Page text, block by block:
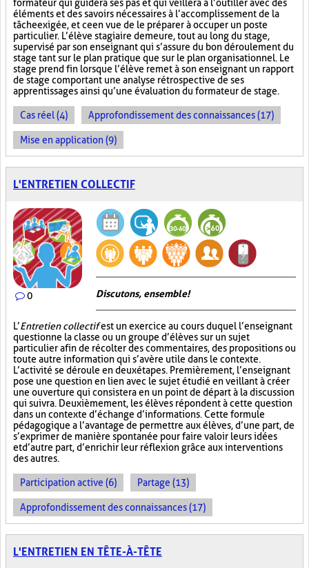
formateur qui guidera ses pas et qui veillera à l’outiller avec des
éléments et des savoirs nécessaires à l’accomplissement de la
tâche exigée, et ce en vue de le préparer à occuper un poste
particulier. L’élève stagiaire demeure, tout au long du stage,
supervisé par son enseignant qui s’assure du bon déroulement du
stage tant sur le plan pratique que sur le plan organisationnel. Le
stage prend fin lorsque l’élève remet à son enseignant un rapport
de stage comportant une analyse rétrospective de ses
apprentissages ainsi qu’une évaluation du formateur de stage.
Cas réel (4) Approfondissement des connaissances (17)
Mise en application (9)
L'ENTRETIEN COLLECTIF
0 Discutons, ensemble!
L’Entretien collectifest un exercice au cours duquel l’enseignant
questionne la classe ou un groupe d’élèves sur un sujet
particulier afin de récolter des commentaires, des propositions ou
toute autre information qui s’avère utile dans le contexte.
L’activité se déroule en deux étapes. Premièrement, l’enseignant
pose une question en lien avec le sujet étudié en veillant à créer
une ouverture qui consistera en un point de départ à la discussion
qui suivra. Deuxièmement, les élèves répondent à cette question
dans un contexte d’échange d’informations. Cette formule
pédagogique a l’avantage de permettre aux élèves, d’une part, de
s’exprimer de manière spontanée pour faire valoir leurs idées
et d’autre part, d’enrichir leur réflexion grâce aux interventions
des autres.
Participation active (6) Partage (13)
Approfondissement des connaissances (17)
L'ENTRETIEN EN TÊTE-À-TÊTE